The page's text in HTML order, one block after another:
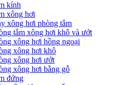
kính
xông hơi
xông hơi phòng tắm
tắm xông hơi khô và ướt
xông hơi hồng ngoại
xông hơi khô
xông hơi ướt
xông hơi bằng gỗ
đứng